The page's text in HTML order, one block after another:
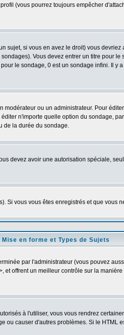
(vous pourrez toujours empêcher
sujet, si vous en avez le droit) vous
Vous devez entrer un titre pour
le sondage, 0 est un sondage infini. Il
ou un administrateur. Pour
n'importe quelle option du sondage,
de la durée du sondage.
devez avoir une autorisation spéciale,
vous vous êtes enregistrés et que
Mise en forme et Types de Sujets
par l'administrateur (vous pouvez
offrent un meilleur contrôle sur la
à l'utiliser, vous vous rendrez
causer d'autres problèmes. Si le